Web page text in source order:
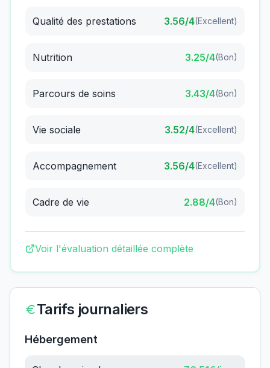
Qualité des prestations 3.56/4(Excellent)
Nutrition 3.25/4(Bon)
Parcours de soins 3.43/4(Bon)
Vie sociale 3.52/4(Excellent)
Accompagnement 3.56/4(Excellent)
Cadre de vie 2.88/4(Bon)
Voir l'évaluation détaillée complète
Tarifs journaliers
Hébergement